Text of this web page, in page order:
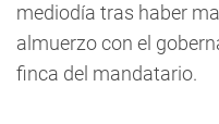
mediodía tras haber
almuerzo con el
finca del mandatario.